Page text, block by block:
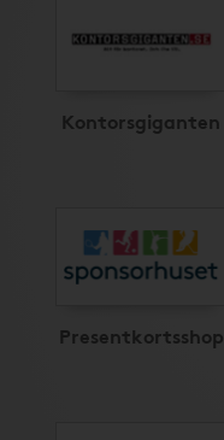
Kontorsgiganten
Presentkortsshop